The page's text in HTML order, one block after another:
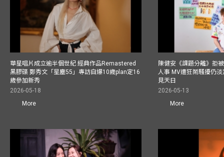
華星唱片成立逾半個世紀 經典作品Remastered
黑膠碟 鄭秀文「星塵55」專訪自爆10歲plan定16
歲參加新秀
2026-05-18
More
陳健安《課題分離》拒
人事 MV遭狂鬧騷擾仍
見天日
2026-05-13
More